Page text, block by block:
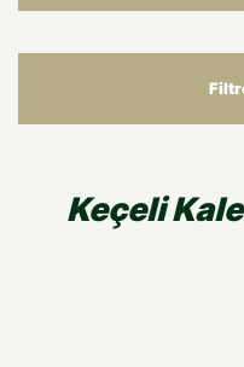
Keçeli